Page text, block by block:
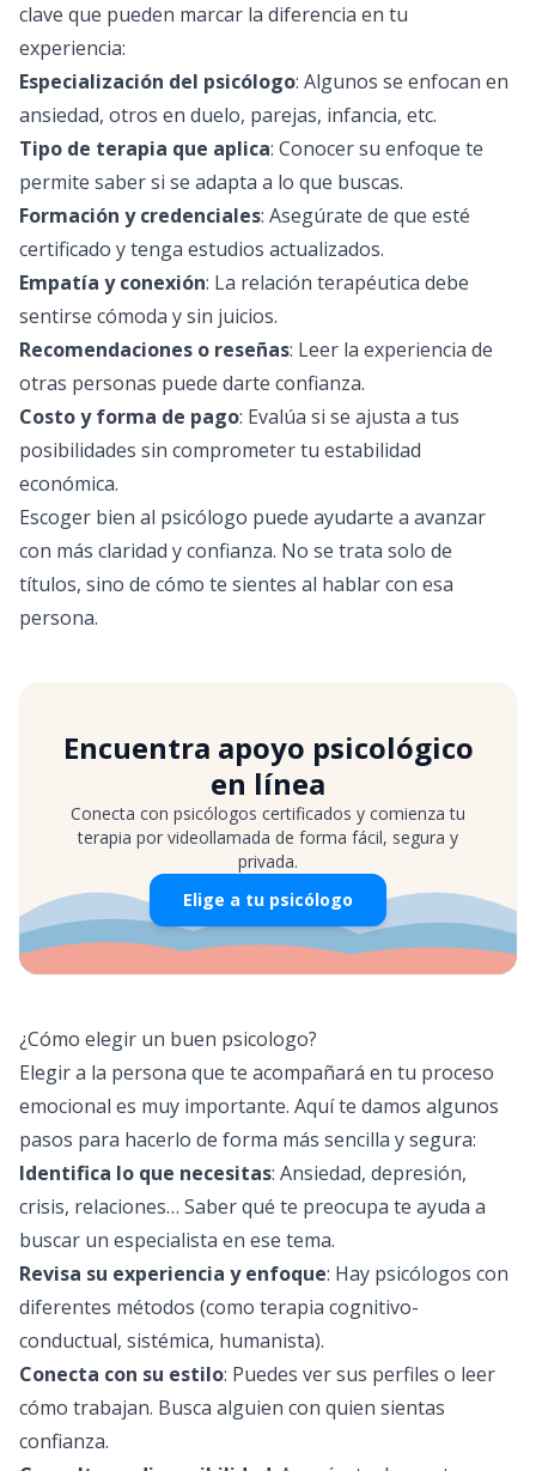
clave que pueden marcar la diferencia en tu
experiencia:
Especialización del psicólogo: Algunos se enfocan en
ansiedad, otros en duelo, parejas, infancia, etc.
Tipo de terapia que aplica: Conocer su enfoque te
permite saber si se adapta a lo que buscas.
Formación y credenciales: Asegúrate de que esté
certificado y tenga estudios actualizados.
Empatía y conexión: La relación terapéutica debe
sentirse cómoda y sin juicios.
Recomendaciones o reseñas: Leer la experiencia de
otras personas puede darte confianza.
Costo y forma de pago: Evalúa si se ajusta a tus
posibilidades sin comprometer tu estabilidad
económica.
Escoger bien al psicólogo puede ayudarte a avanzar
con más claridad y confianza. No se trata solo de
títulos, sino de cómo te sientes al hablar con esa
persona.
Encuentra apoyo psicológico
en línea
Conecta con psicólogos certificados y comienza tu
terapia por videollamada de forma fácil, segura y
privada.
Elige a tu psicólogo
¿Cómo elegir un buen psicologo​?
Elegir a la persona que te acompañará en tu proceso
emocional es muy importante. Aquí te damos algunos
pasos para hacerlo de forma más sencilla y segura:
Identifica lo que necesitas: Ansiedad, depresión,
crisis, relaciones… Saber qué te preocupa te ayuda a
buscar un especialista en ese tema.
Revisa su experiencia y enfoque: Hay psicólogos con
diferentes métodos (como terapia cognitivo-
conductual, sistémica, humanista).
Conecta con su estilo: Puedes ver sus perfiles o leer
cómo trabajan. Busca alguien con quien sientas
confianza.